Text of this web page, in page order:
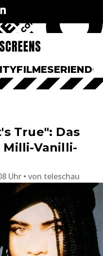
FILMESERIEN
True": Das
Vanilli-
Uhr von teleschau